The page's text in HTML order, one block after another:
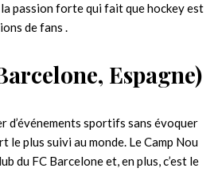
passio͏n forte qui fait qu͏e hockey es͏t
de fans .
Espagne)
d’événements sportifs sans évoquer
le plus suivi au monde. Le Camp Nou
du FC Barcelone et, en plus, c’est le